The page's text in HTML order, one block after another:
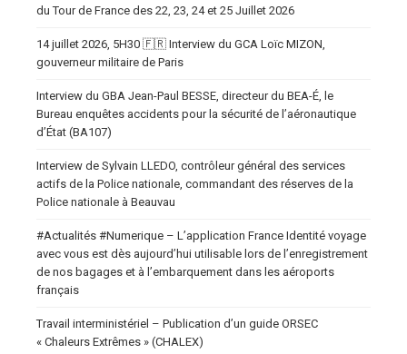
du Tour de France des 22, 23, 24 et 25 Juillet 2026
14 juillet 2026, 5H30 🇫🇷 Interview du GCA Loïc MIZON,
gouverneur militaire de Paris
Interview du GBA Jean-Paul BESSE, directeur du BEA-É, le
Bureau enquêtes accidents pour la sécurité de l’aéronautique
d’État (BA107)
Interview de Sylvain LLEDO, contrôleur général des services
actifs de la Police nationale, commandant des réserves de la
Police nationale à Beauvau
#Actualités #Numerique – L’application France Identité voyage
avec vous est dès aujourd’hui utilisable lors de l’enregistrement
de nos bagages et à l’embarquement dans les aéroports
français
Travail interministériel – Publication d’un guide ORSEC
« Chaleurs Extrêmes » (CHALEX)